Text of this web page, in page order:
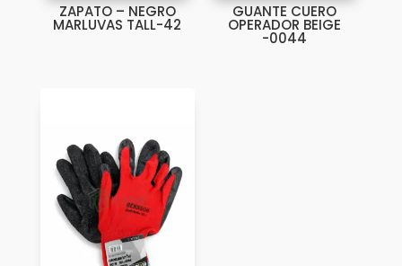
ZAPATO – NEGRO
MARLUVAS TALL-42
GUANTE CUERO
OPERADOR BEIGE
-0044